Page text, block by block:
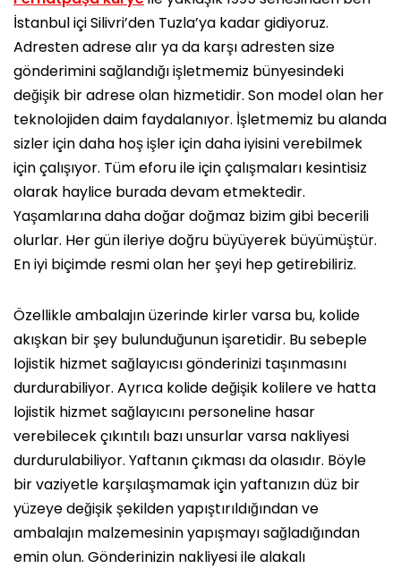
İstanbul içi Silivri’den Tuzla’ya kadar gidiyoruz.
Adresten adrese alır ya da karşı adresten size
gönderimini sağlandığı işletmemiz bünyesindeki
değişik bir adrese olan hizmetidir. Son model olan her
teknolojiden daim faydalanıyor. İşletmemiz bu alanda
sizler için daha hoş işler için daha iyisini verebilmek
için çalışıyor. Tüm eforu ile için çalışmaları kesintisiz
olarak haylice burada devam etmektedir.
Yaşamlarına daha doğar doğmaz bizim gibi becerili
olurlar. Her gün ileriye doğru büyüyerek büyümüştür.
En iyi biçimde resmi olan her şeyi hep getirebiliriz.
Özellikle ambalajın üzerinde kirler varsa bu, kolide
akışkan bir şey bulunduğunun işaretidir. Bu sebeple
lojistik hizmet sağlayıcısı gönderinizi taşınmasını
durdurabiliyor. Ayrıca kolide değişik kolilere ve hatta
lojistik hizmet sağlayıcını personeline hasar
verebilecek çıkıntılı bazı unsurlar varsa nakliyesi
durdurulabiliyor. Yaftanın çıkması da olasıdır. Böyle
bir vaziyetle karşılaşmamak için yaftanızın düz bir
yüzeye değişik şekilden yapıştırıldığından ve
ambalajın malzemesinin yapışmayı sağladığından
emin olun. Gönderinizin nakliyesi ile alakalı